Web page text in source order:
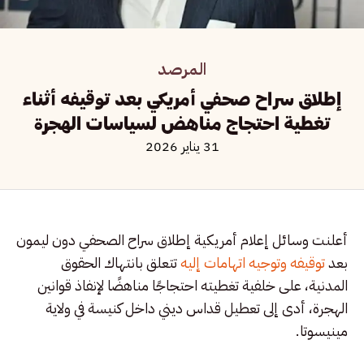
المرصد
إطلاق سراح صحفي أمريكي بعد توقيفه أثناء
تغطية احتجاج مناهض لسياسات الهجرة
31 يناير 2026
أعلنت وسائل إعلام أمريكية إطلاق سراح الصحفي دون ليمون
بعدتوقيفه وتوجيه اتهامات إليهتتعلق بانتهاك الحقوق
المدنية، على خلفية تغطيته احتجاجًا مناهضًا لإنفاذ قوانين
الهجرة، أدى إلى تعطيل قداس ديني داخل كنيسة في ولاية
مينيسوتا.